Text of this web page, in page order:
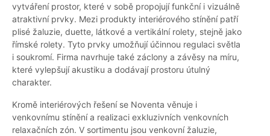
vytváření prostor, které v sobě propojují funkční i vizuálně
atraktivní prvky. Mezi produkty interiérového stínění patří
plisé žaluzie, duette, látkové a vertikální rolety, stejně jako
římské rolety. Tyto prvky umožňují účinnou regulaci světla
i soukromí. Firma navrhuje také záclony a závěsy na míru,
které vylepšují akustiku a dodávají prostoru útulný
charakter.
Kromě interiérových řešení se Noventa věnuje i
venkovnímu stínění a realizaci exkluzivních venkovních
relaxačních zón. V sortimentu jsou venkovní žaluzie,